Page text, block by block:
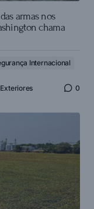
armas nos
chama
Internacional
0